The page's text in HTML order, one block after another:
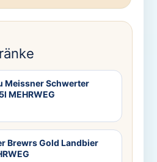
Meissner Schwerter
MEHRWEG
Brewrs Gold Landbier